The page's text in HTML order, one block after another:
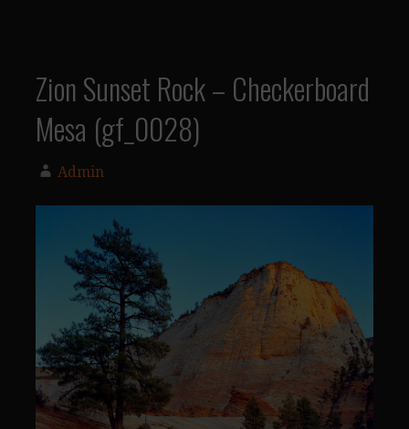
Zion Sunset Rock – Checkerboard
Mesa (gf_0028)
Admin